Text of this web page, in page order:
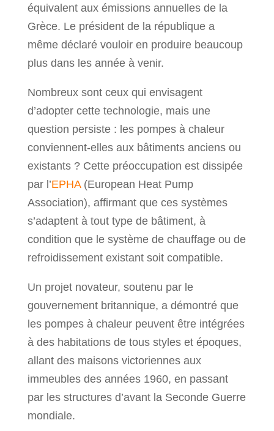
équivalent aux émissions annuelles de la
Grèce. Le président de la république a
même déclaré vouloir en produire beaucoup
plus dans les année à venir.
Nombreux sont ceux qui envisagent
d’adopter cette technologie, mais une
question persiste : les pompes à chaleur
conviennent-elles aux bâtiments anciens ou
existants ? Cette préoccupation est dissipée
par l’EPHA(European Heat Pump
Association), affirmant que ces systèmes
s’adaptent à tout type de bâtiment, à
condition que le système de chauffage ou de
refroidissement existant soit compatible.
Un projet novateur, soutenu par le
gouvernement britannique, a démontré que
les pompes à chaleur peuvent être intégrées
à des habitations de tous styles et époques,
allant des maisons victoriennes aux
immeubles des années 1960, en passant
par les structures d’avant la Seconde Guerre
mondiale.